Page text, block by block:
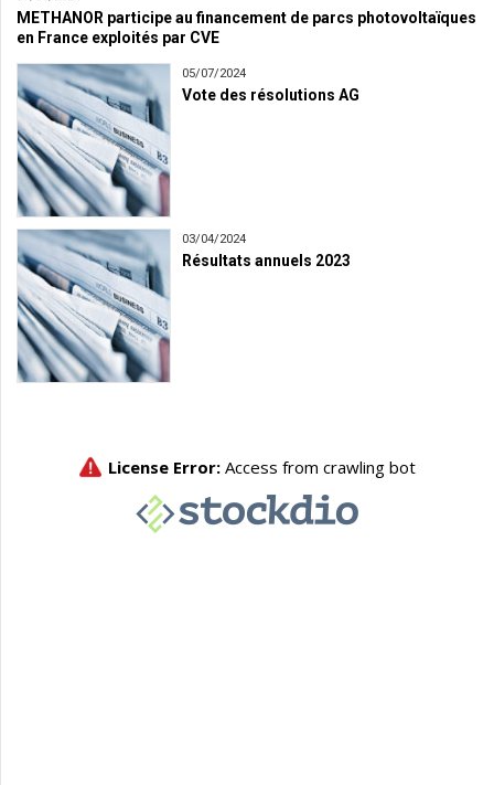
METHANOR participe au financement de parcs photovoltaïques
en France exploités par CVE
05/07/2024
Vote des résolutions AG
03/04/2024
Résultats annuels 2023